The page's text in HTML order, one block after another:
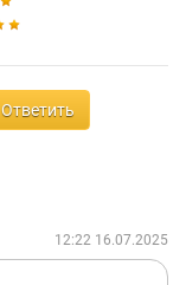
Ответить
12:22 16.07.2025